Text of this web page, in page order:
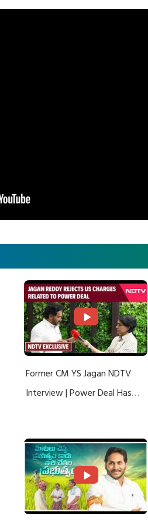
Former CM YS Jagan NDTV
Interview | Power Deal Has